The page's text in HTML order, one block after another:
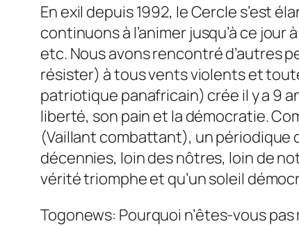
En exil depuis 1992, le Cercle s’est
continuons à l’animer jusqu’à ce
etc. Nous avons rencontré d’autres
résister) à tous vents violents et
patriotique panafricain) crée il y a 9
liberté, son pain et la démocratie.
(Vaillant combattant), un périodique
décennies, loin des nôtres, loin de
vérité triomphe et qu’un soleil
Togonews: Pourquoi n’êtes-vous